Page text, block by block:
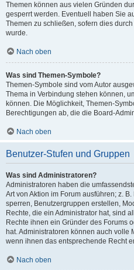
Themen können aus vielen Gründen
gesperrt werden. Eventuell haben Sie
Themen zu schließen, sofern dies
wurde.
Nach oben
Was sind Themen-Symbole?
Themen-Symbole sind vom Autor
Thema in Verbindung stehen können,
können. Die Möglichkeit, Themen-
Berechtigungen ab, die die Board-
Nach oben
Benutzer-Stufen und Gruppen
Was sind Administratoren?
Administratoren haben die
Art von Aktion im Forum ausführen; z.
sperren, Benutzergruppen erstellen,
Rechte, die ein Administrator hat, sind
Rechte ihnen ein Gründer des Forums
hat. Administratoren können auch
wenn ihnen das entsprechende Recht
Nach oben